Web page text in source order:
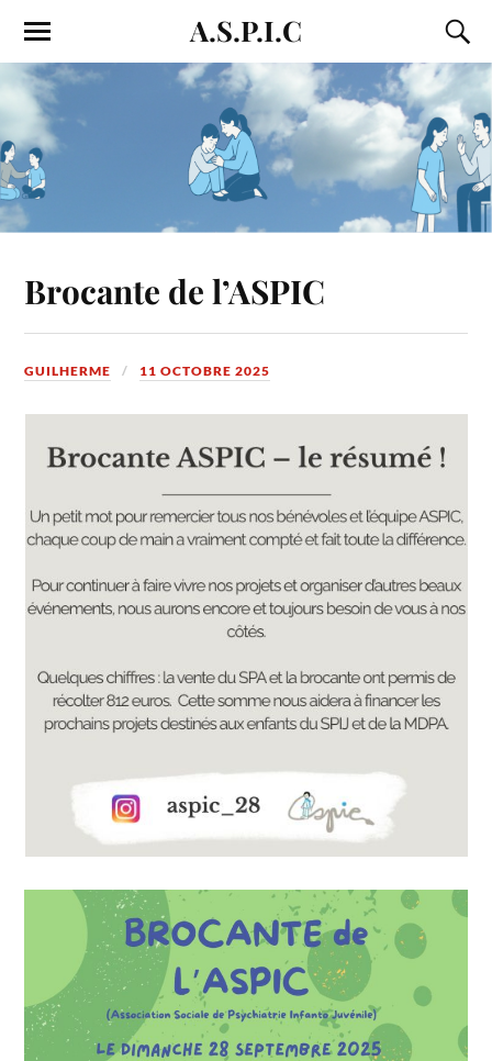
A.S.P.I.C
Brocante de l’ASPIC
GUILHERME 11 OCTOBRE 2025